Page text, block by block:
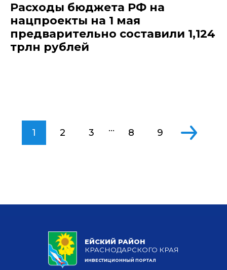
Расходы бюджета РФ на
нацпроекты на 1 мая
предварительно составили 1,124
трлн рублей
1 2 3 ... 8 9
ЕЙСКИЙ РАЙОН
КРАСНОДАРСКОГО КРАЯ
ИНВЕСТИЦИОННЫЙ ПОРТАЛ